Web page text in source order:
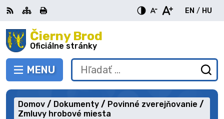
Preskočiť
na
obsah Čierny Brod
Oficiálne stránky
PREPNÚŤ
MENU
RSS MapaTlačiť
EN
English
/ HU
Hľadať:
Domov Dokumenty
Povinné zverejňovanie
Zmluvy hrobové miesta